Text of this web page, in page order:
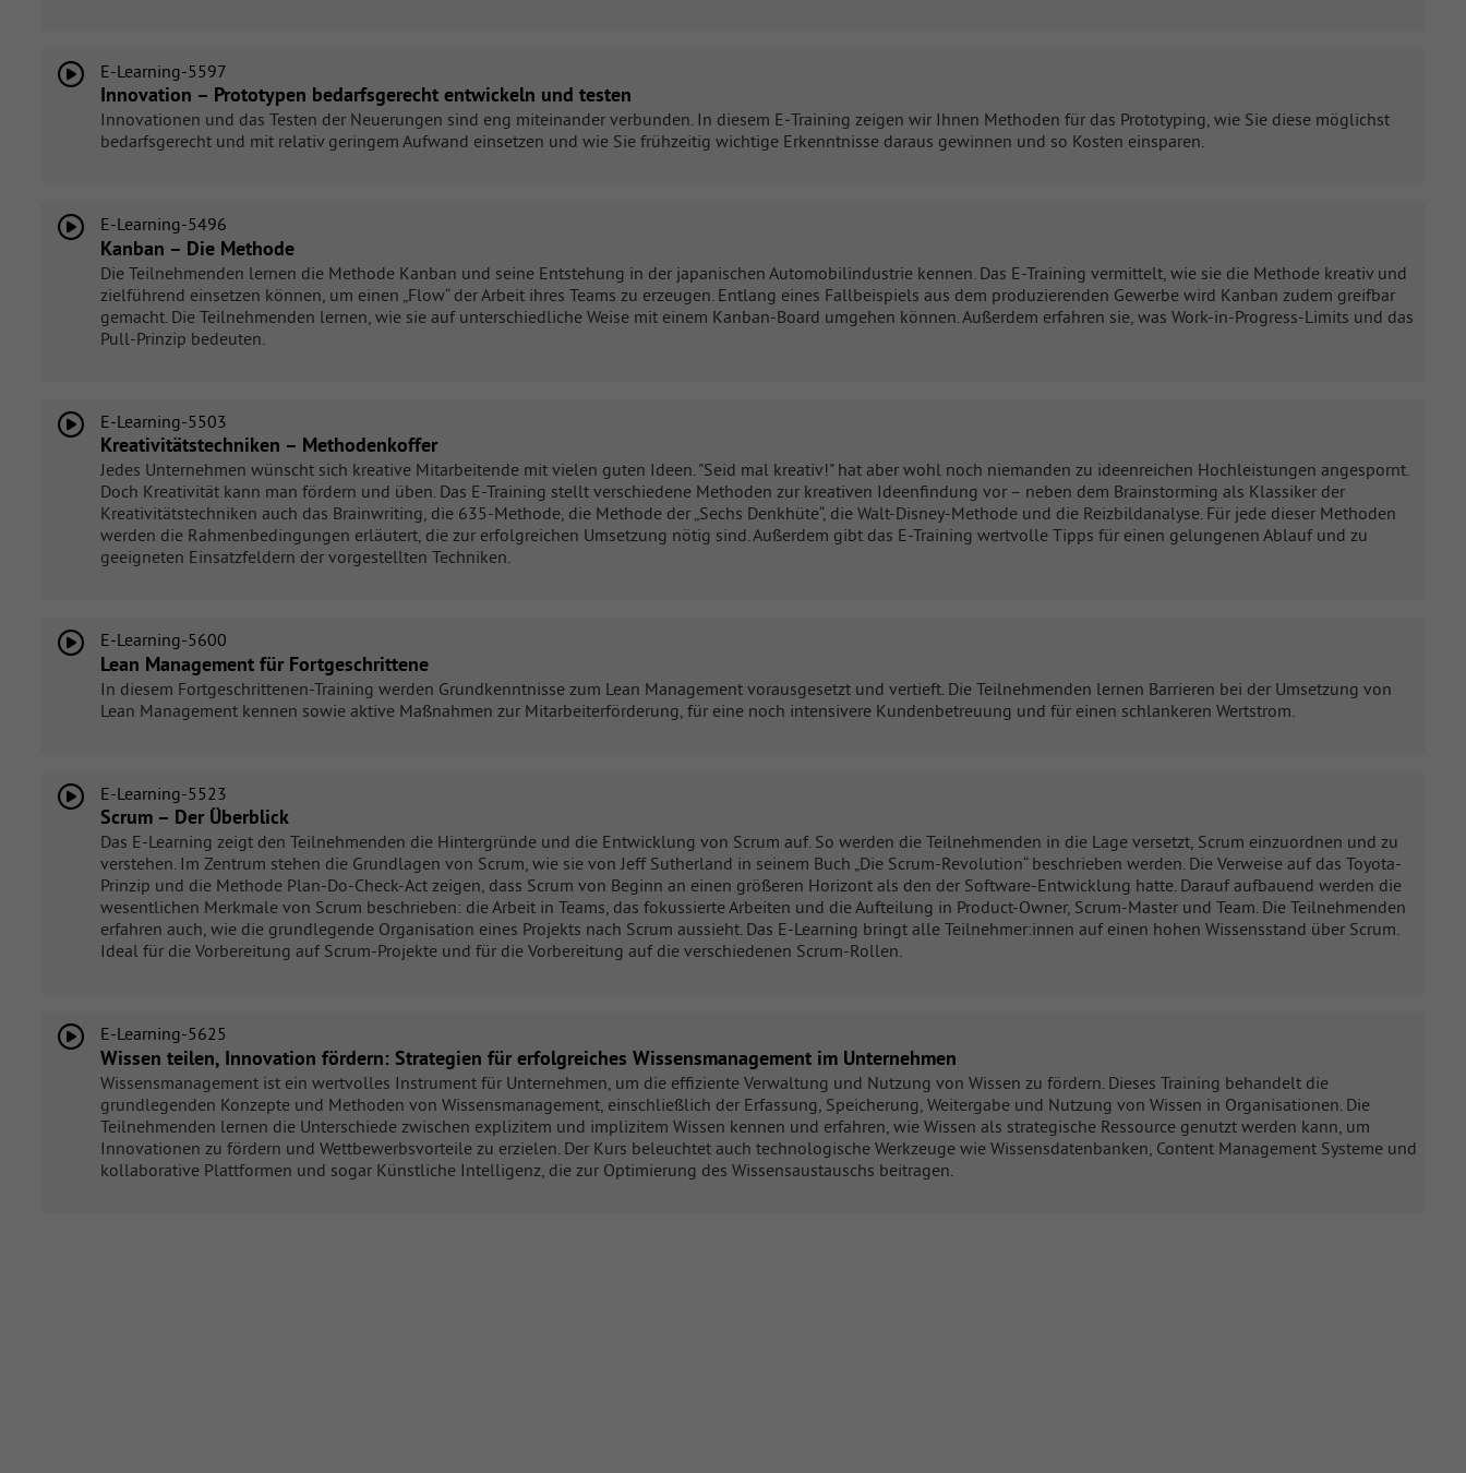
E-Learning-5597
Innovation – Prototypen bedarfsgerecht entwickeln und testen
Innovationen und das Testen der Neuerungen sind eng miteinander verbunden. In diesem E‑Training zeigen wir Ihnen Methoden für das Prototyping, wie Sie diese möglichst
bedarfsgerecht und mit relativ geringem Aufwand einsetzen und wie Sie frühzeitig wichtige Erkenntnisse daraus gewinnen und so Kosten einsparen.
E-Learning-5496
Kanban – Die Methode
Die Teilnehmenden lernen die Methode Kanban und seine Entstehung in der japanischen Automobilindustrie kennen. Das E-Training vermittelt, wie sie die Methode kreativ und
zielführend einsetzen können, um einen „Flow“ der Arbeit ihres Teams zu erzeugen. Entlang eines Fallbeispiels aus dem produzierenden Gewerbe wird Kanban zudem greifbar
gemacht. Die Teilnehmenden lernen, wie sie auf unterschiedliche Weise mit einem Kanban-Board umgehen können. Außerdem erfahren sie, was Work-in-Progress-Limits und das
Pull-Prinzip bedeuten.
E-Learning-5503
Kreativitätstechniken – Methodenkoffer
Jedes Unternehmen wünscht sich kreative Mitarbeitende mit vielen guten Ideen. "Seid mal kreativ!" hat aber wohl noch niemanden zu ideenreichen Hochleistungen angespornt.
Doch Kreativität kann man fördern und üben. Das E-Training stellt verschiedene Methoden zur kreativen Ideenfindung vor – neben dem Brainstorming als Klassiker der
Kreativitätstechniken auch das Brainwriting, die 635-Methode, die Methode der „Sechs Denkhüte“, die Walt-Disney-Methode und die Reizbildanalyse. Für jede dieser Methoden
werden die Rahmenbedingungen erläutert, die zur erfolgreichen Umsetzung nötig sind. Außerdem gibt das E-Training wertvolle Tipps für einen gelungenen Ablauf und zu
geeigneten Einsatzfeldern der vorgestellten Techniken.
E-Learning-5600
Lean Management für Fortgeschrittene
In diesem Fortgeschrittenen-Training werden Grundkenntnisse zum Lean Management vorausgesetzt und vertieft. Die Teilnehmenden lernen Barrieren bei der Umsetzung von
Lean Management kennen sowie aktive Maßnahmen zur Mitarbeiterförderung, für eine noch intensivere Kundenbetreuung und für einen schlankeren Wertstrom.
E-Learning-5523
Scrum – Der Überblick
Das E-Learning zeigt den Teilnehmenden die Hintergründe und die Entwicklung von Scrum auf. So werden die Teilnehmenden in die Lage versetzt, Scrum einzuordnen und zu
verstehen. Im Zentrum stehen die Grundlagen von Scrum, wie sie von Jeff Sutherland in seinem Buch „Die Scrum-Revolution“ beschrieben werden. Die Verweise auf das Toyota-
Prinzip und die Methode Plan-Do-Check-Act zeigen, dass Scrum von Beginn an einen größeren Horizont als den der Software-Entwicklung hatte. Darauf aufbauend werden die
wesentlichen Merkmale von Scrum beschrieben: die Arbeit in Teams, das fokussierte Arbeiten und die Aufteilung in Product-Owner, Scrum-Master und Team. Die Teilnehmenden
erfahren auch, wie die grundlegende Organisation eines Projekts nach Scrum aussieht. Das E-Learning bringt alle Teilnehmer:innen auf einen hohen Wissensstand über Scrum.
Ideal für die Vorbereitung auf Scrum-Projekte und für die Vorbereitung auf die verschiedenen Scrum-Rollen.
E-Learning-5625
Wissen teilen, Innovation fördern: Strategien für erfolgreiches Wissensmanagement im Unternehmen
Wissensmanagement ist ein wertvolles Instrument für Unternehmen, um die effiziente Verwaltung und Nutzung von Wissen zu fördern. Dieses Training behandelt die
grundlegenden Konzepte und Methoden von Wissensmanagement, einschließlich der Erfassung, Speicherung, Weitergabe und Nutzung von Wissen in Organisationen. Die
Teilnehmenden lernen die Unterschiede zwischen explizitem und implizitem Wissen kennen und erfahren, wie Wissen als strategische Ressource genutzt werden kann, um
Innovationen zu fördern und Wettbewerbsvorteile zu erzielen. Der Kurs beleuchtet auch technologische Werkzeuge wie Wissensdatenbanken, Content Management Systeme und
kollaborative Plattformen und sogar Künstliche Intelligenz, die zur Optimierung des Wissensaustauschs beitragen.